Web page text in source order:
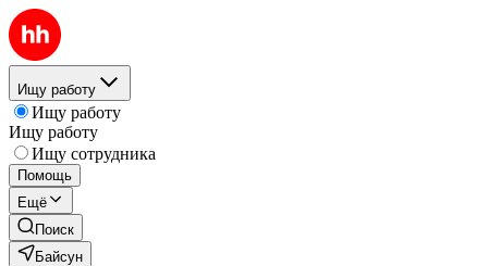
Ищу работу
Ищу работу
Ищу работу
Ищу сотрудника
Помощь
Ещё
Поиск
Байсун